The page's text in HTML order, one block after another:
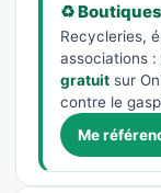
♻️
Recycleries,
associations
gratuit sur
contre le
Me